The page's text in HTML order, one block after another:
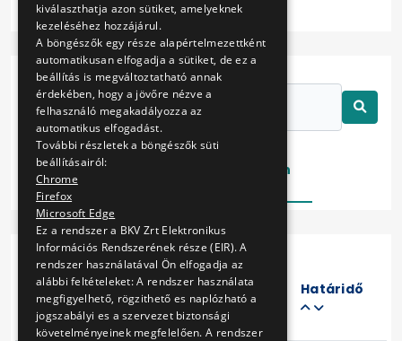
Folyamatban
Cím
Eljárás
száma
Határidő
kiválaszthatja azon sütiket, amelyeknek
kezeléséhez hozzájárul.
A böngészők egy része alapértelmezettként
automatikusan elfogadja a sütiket, de ez a
beállítás is megváltoztatható annak
érdekében, hogy a jövőre nézve a
felhasználó megakadályozza az
automatikus elfogadást.
További részletek a böngészők süti
beállításairól:
Chrome
Firefox
Microsoft Edge
Ez a rendszer a BKV Zrt Elektronikus
Információs Rendszerének része (EIR). A
rendszer használatával Ön elfogadja az
alábbi feltételeket: A rendszer használata
megfigyelhető, rögzithető es naplózható a
jogszabályi es a szervezet biztonsági
követelményeinek megfelelően. A rendszer